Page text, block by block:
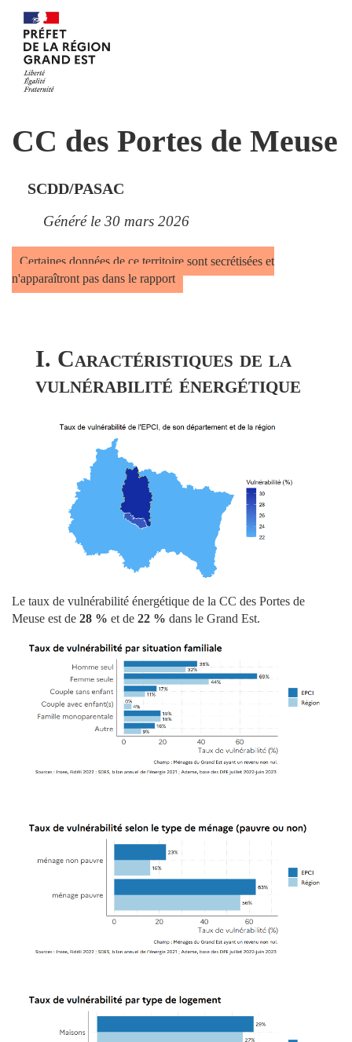
CC des Portes de Meuse
SCDD/PASAC
Généré le 30 mars 2026
Certaines données de ce territoire sont secrétisées et
n'apparaîtront pas dans le rapport
I. Caractéristiques de la
vulnérabilité énergétique
Le taux de vulnérabilité énergétique de la CC des Portes de
Meuse est de 28 % et de 22 % dans le Grand Est.